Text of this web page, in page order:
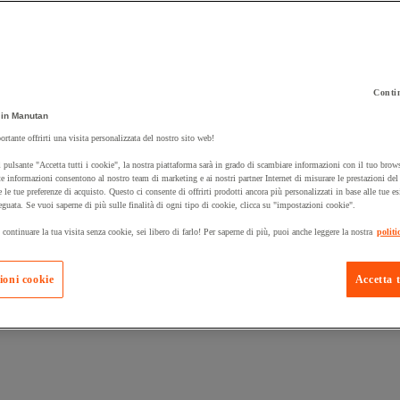
un prodotto:
Manutan Expert
Prodotti in
Manutan
offrirti una visita personalizzata del nostro sito web!
pulsante "Accetta tutti i cookie", la nostra piattaforma sarà in grado di scambiare informazioni con il tuo
informazioni consentono al nostro team di marketing e ai nostri partner Internet di misurare le prestazioni
le tue preferenze di acquisto. Questo ci consente di offrirti prodotti ancora più personalizzati in base alle tue
Se vuoi saperne di più sulle finalità di ogni tipo di cookie, clicca su "impostazioni cookie".
la tua visita senza cookie, sei libero di farlo! Per saperne di più, puoi anche leggere la nostra
Accetta
cookie